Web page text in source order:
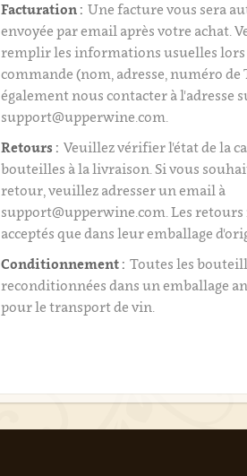
Facturation : Une facture vous sera
envoyée par email après votre achat.
remplir les informations usuelles lors
commande (nom, adresse, numéro de
également nous contacter à l'adresse
support@upperwine.com.
Retours : Veuillez vérifier l'état de la
bouteilles à la livraison. Si vous
retour, veuillez adresser un email à
support@upperwine.com. Les retours
acceptés que dans leur emballage
Conditionnement : Toutes les
reconditionnées dans un emballage
pour le transport de vin.